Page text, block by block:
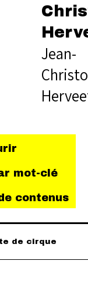
Jean-
mot-clé
contenus
de cirque